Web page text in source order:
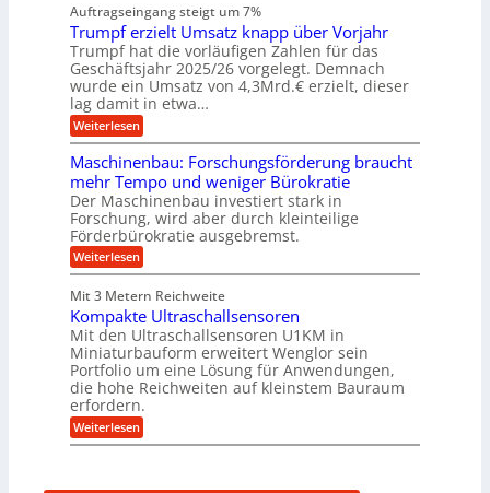
e
n
b
a
u
a
u
f
e
n
f
ü
h
r
u
n
g
e
n
B
S
C
L
w
e
i
t
e
r
e
n
t
w
i
c
k
e
r
t
u
n
g
s
r
e
e
s
H
y
b
r
i
d
-
u
g
e
l
a
g
e
r
Auftragseingang steigt um 7%
Trumpf erzielt Umsatz knapp über Vorjahr
Trumpf hat die vorläufigen Zahlen für das
Geschäftsjahr 2025/26 vorgelegt. Demnach
wurde ein Umsatz von 4,3Mrd.€ erzielt, dieser
lag damit in etwa…
Weiterlesen:
T
u
m
p
f
e
r
z
i
e
t
U
m
s
a
t
z
k
n
Maschinenbau: Forschungsförderung braucht
mehr Tempo und weniger Bürokratie
Der Maschinenbau investiert stark in
Forschung, wird aber durch kleinteilige
Förderbürokratie ausgebremst.
Weiterlesen:
M
s
c
h
i
n
e
n
b
a
u
Mit 3 Metern Reichweite
Kompakte Ultraschallsensoren
Mit den Ultraschallsensoren U1KM in
Miniaturbauform erweitert Wenglor sein
Portfolio um eine Lösung für Anwendungen,
die hohe Reichweiten auf kleinstem Bauraum
erfordern.
Weiterlesen:
K
p